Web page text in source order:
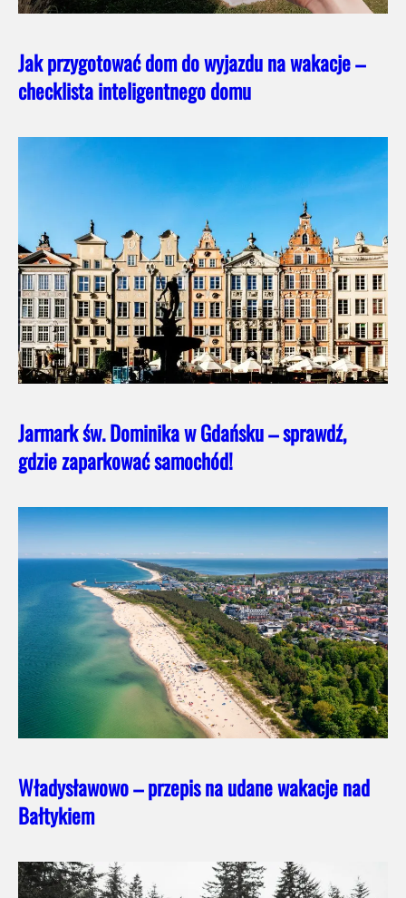
Jak przygotować dom do wyjazdu na wakacje –
checklista inteligentnego domu
Jarmark św. Dominika w Gdańsku – sprawdź,
gdzie zaparkować samochód!
Władysławowo – przepis na udane wakacje nad
Bałtykiem